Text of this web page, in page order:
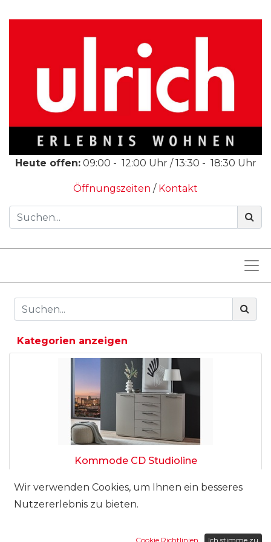
Heute offen: 09:00 - 12:00 Uhr /13:30 - 18:30 Uhr
Öffnungszeiten / Kontakt
Kategorien anzeigen
Kommode CD Studioline
Wir verwenden Cookies, um Ihnen ein besseres
Nutzererlebnis zu bieten.
Cookie Richtlinien Ich stimme zu